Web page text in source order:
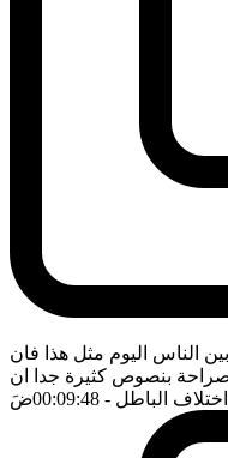
الناس اليوم مثل هذا فان
بنصوص كثيرة جدا ان
الباطل - 00:09:48 ضَ